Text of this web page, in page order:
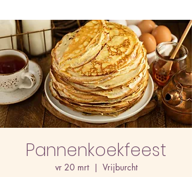
Pannenkoekfeest
vr 20 mrt
  |
Vrijburcht